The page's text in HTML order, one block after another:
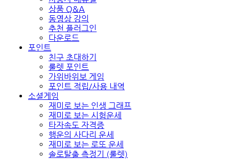
상품 Q&A
동영상 강의
추천 플러그인
다운로드
포인트
친구 초대하기
룰렛 포인트
가위바위보 게임
포인트 적립/사용 내역
소셜게임
재미로 보는 인생 그래프
재미로 보는 시험운세
타자속도 자격증
행운의 사다리 운세
재미로 보는 로또 운세
솔로탈출 측정기 (룰렛)